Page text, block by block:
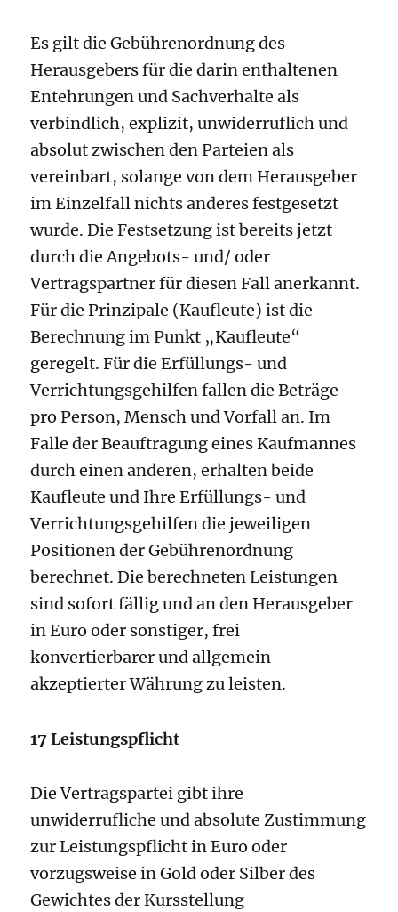
Es gilt die Gebührenordnung des
Herausgebers für die darin enthaltenen
Entehrungen und Sachverhalte als
verbindlich, explizit, unwiderruflich und
absolut zwischen den Parteien als
vereinbart, solange von dem Herausgeber
im Einzelfall nichts anderes festgesetzt
wurde. Die Festsetzung ist bereits jetzt
durch die Angebots- und/ oder
Vertragspartner für diesen Fall anerkannt.
Für die Prinzipale (Kaufleute) ist die
Berechnung im Punkt „Kaufleute“
geregelt. Für die Erfüllungs- und
Verrichtungsgehilfen fallen die Beträge
pro Person, Mensch und Vorfall an. Im
Falle der Beauftragung eines Kaufmannes
durch einen anderen, erhalten beide
Kaufleute und Ihre Erfüllungs- und
Verrichtungsgehilfen die jeweiligen
Positionen der Gebührenordnung
berechnet. Die berechneten Leistungen
sind sofort fällig und an den Herausgeber
in Euro oder sonstiger, frei
konvertierbarer und allgemein
akzeptierter Währung zu leisten.
17 Leistungspflicht
Die Vertragspartei gibt ihre
unwiderrufliche und absolute Zustimmung
zur Leistungspflicht in Euro oder
vorzugsweise in Gold oder Silber des
Gewichtes der Kursstellung